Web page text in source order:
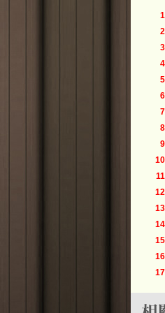
1
2
3
4
5
6
7
8
9
10
11
12
13
14
15
16
17